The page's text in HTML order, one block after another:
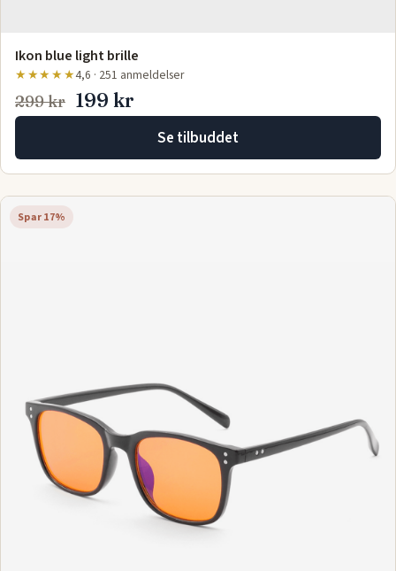
Ikon blue light brille
★★★★★4,6 · 251 anmeldelser
299 kr 199 kr
Se tilbuddet
Spar 17%